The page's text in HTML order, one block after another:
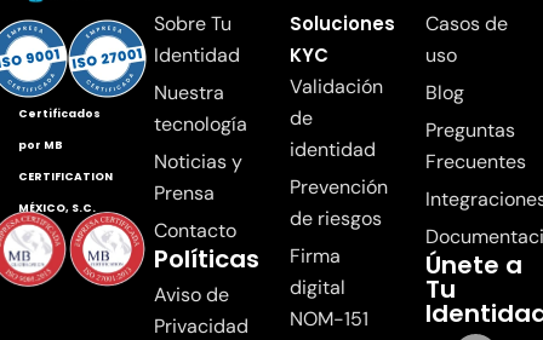
Certificados
por MB
CERTIFICATION
MÉXICO, S.C.
Sobre Tu
Identidad
Nuestra
tecnología
Noticias y
Prensa
Contacto
Políticas
Aviso de
Privacidad
Soluciones
KYC
Validación
de
identidad
Prevención
de riesgos
Firma
digital
NOM-151
Casos de
uso
Blog
Preguntas
Frecuentes
Únete a
Tu